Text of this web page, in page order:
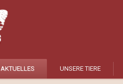
AKTUELLES UNSERE TIERE